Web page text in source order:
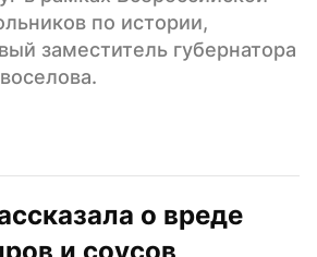
по истории,
заместитель губернатора
о вреде